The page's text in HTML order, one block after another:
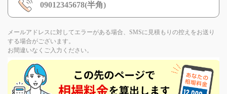
メールアドレスに対してエラーがある場合、SMSに見積もりの控えをお送り
する場合がございます。
お間違いなくご入力ください。
If
are